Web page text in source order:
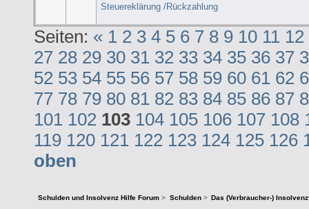
Steuereklärung /Rückzahlung
Seiten: « 1 2 3 4 5 6 7 8 9 10 11 12
27 28 29 30 31 32 33 34 35 36 37
52 53 54 55 56 57 58 59 60 61 62
77 78 79 80 81 82 83 84 85 86 87
101 102 103 104 105 106 107 108
119 120 121 122 123 124 125 126
oben
Schulden und Insolvenz Hilfe Forum > Schulden> Das (Verbraucher-)